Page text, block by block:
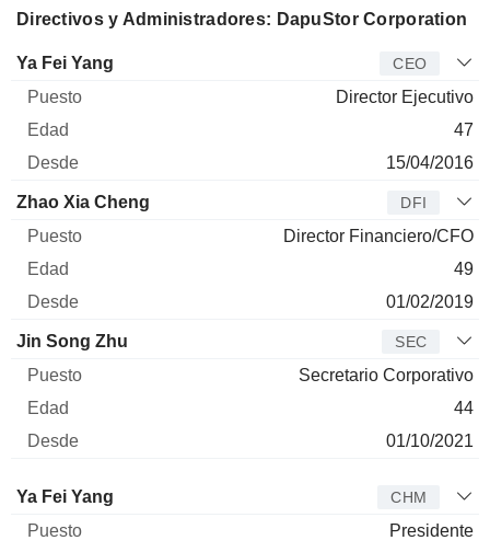
Directivos y Administradores: DapuStor Corporation
Director Puesto
Ya Fei Yang CEO
Director Ejecutivo
47
15/04/2016
Zhao Xia Cheng DFI
Director Financiero/CFO
49
01/02/2019
Jin Song Zhu SEC
Secretario Corporativo
44
01/10/2021
Administrador
Ya Fei Yang CHM
Presidente